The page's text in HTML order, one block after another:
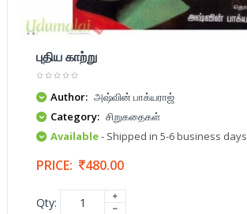
புதிய காற்று
Author: அஷ்வின் பாக்யராஜ்
Category: சிறுகதைகள்
Available- Shipped in 5-6 business days
PRICE: 480.00
Qty: